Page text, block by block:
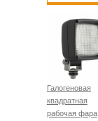
Галогеновая
квадратная
рабочая фара